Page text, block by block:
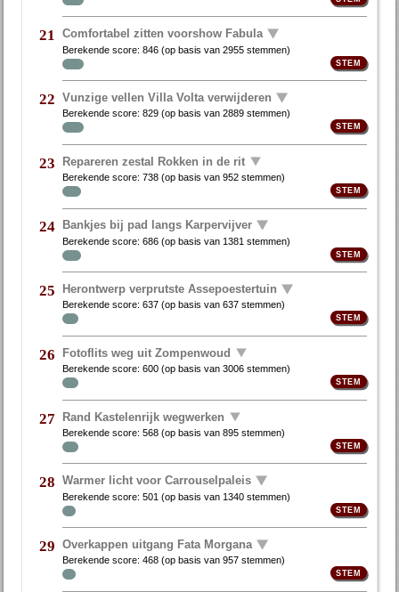
21 Comfortabel zitten voorshow Fabula
Berekende score:846 (op basis van2955 stemmen)
22 Vunzige vellen Villa Volta verwijderen
Berekende score:829 (op basis van2889 stemmen)
23 Repareren zestal Rokken in de rit
Berekende score:738 (op basis van952 stemmen)
24 Bankjes bij pad langs Karpervijver
Berekende score:686 (op basis van 1381 stemmen)
25 Herontwerp verprutste Assepoestertuin
Berekende score:637 (op basis van637 stemmen)
26 Fotoflits weg uit Zompenwoud
Berekende score:600 (op basis van3006 stemmen)
27 Rand Kastelenrijk wegwerken
Berekende score:568 (op basis van895 stemmen)
28 Warmer licht voor Carrouselpaleis
Berekende score:501 (op basis van 1340 stemmen)
29 Overkappen uitgang Fata Morgana
Berekende score:468 (op basis van957 stemmen)